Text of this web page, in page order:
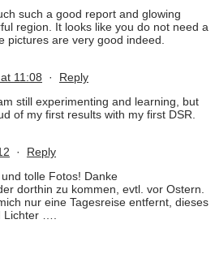
such a good report and glowing
region. It looks like you do not need a
pictures are very good indeed.
11:08 · Reply
still experimenting and learning, but
of my first results with my first DSR.
· Reply
tolle Fotos! Danke
dorthin zu kommen, evtl. vor Ostern.
nur eine Tagesreise entfernt, dieses
Lichter ….